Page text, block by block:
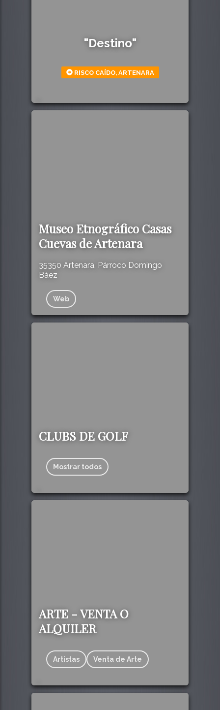
"Destino"
RISCO CAÍDO, ARTENARA
Museo Etnográfico Casas
Cuevas de Artenara
35350 Artenara, Párroco Domingo
Báez
Web
CLUBS DE GOLF
Mostrar todos
ARTE - VENTA O
ALQUILER
Artistas Venta de Arte